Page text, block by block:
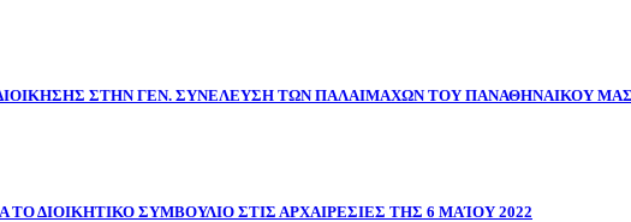
ΣΤΗΝ ΓΕΝ. ΣΥΝΕΛΕΥΣΗ ΤΩΝ ΠΑΛΑΙΜΑΧΩΝ ΤΟΥ ΠΑΝΑΘΗΝΑΙΚΟΥ ΜΑΣ
ΔΙΟΙΚΗΤΙΚΟ ΣΥΜΒΟΥΛΙΟ ΣΤΙΣ ΑΡΧΑΙΡΕΣΙΕΣ ΤΗΣ 6 ΜΑΊΟΥ 2022